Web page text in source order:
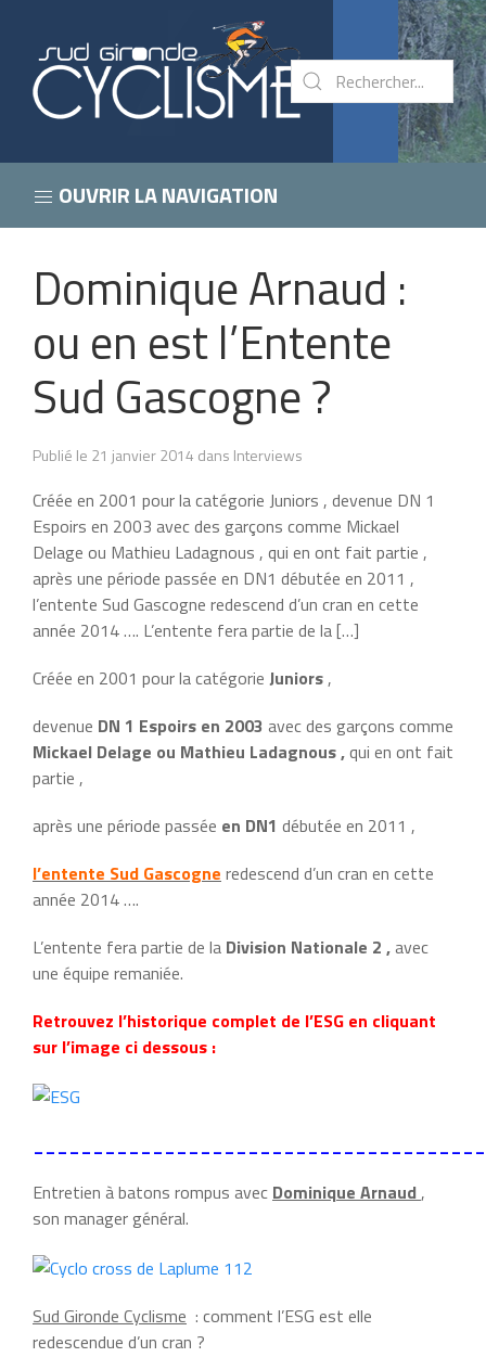
OUVRIR LA NAVIGATION
Dominique Arnaud :
ou en est l’Entente
Sud Gascogne ?
Publié le 21 janvier 2014 dans Interviews
Créée en 2001 pour la catégorie Juniors , devenue DN 1
Espoirs en 2003 avec des garçons comme Mickael
Delage ou Mathieu Ladagnous , qui en ont fait partie ,
après une période passée en DN1 débutée en 2011 ,
l’entente Sud Gascogne redescend d’un cran en cette
année 2014 …. L’entente fera partie de la […]
Créée en 2001 pour la catégorie Juniors,
devenue DN 1 Espoirs en 2003 avec des garçons comme
Mickael Delage ou Mathieu Ladagnous ,qui en ont fait
partie ,
après une période passée en DN1 débutée en 2011 ,
l’entente Sud Gascogne redescend d’un cran en cette
année 2014 ….
L’entente fera partie de la Division Nationale 2 ,avec
une équipe remaniée.
Retrouvez l’historique complet de l’ESG en cliquant
sur l’image ci dessous :
Entretien à batons rompus avec Dominique Arnaud,
son manager général.
Sud Gironde Cyclisme : comment l’ESG est elle
redescendue d’un cran ?